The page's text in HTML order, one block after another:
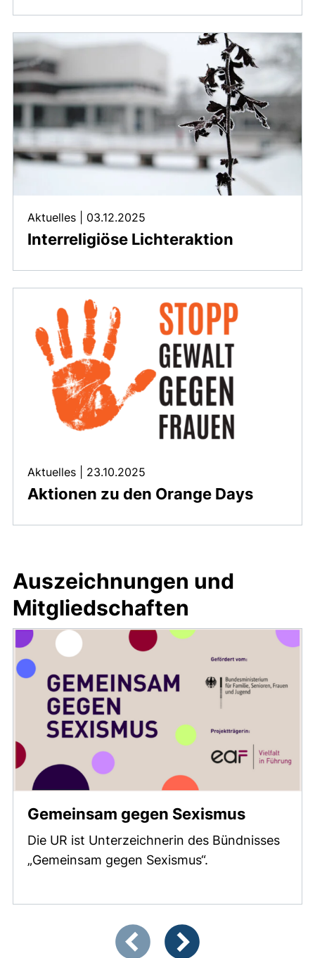
Interreligiöse Lichteraktion
Aktuelles 03.12.2025
Aktionen zu den Orange Days
Aktuelles 23.10.2025
Auszeichnungen und
Mitgliedschaften
Gemeinsam gegen Sexismus
Die UR ist Unterzeichnerin des Bündnisses
„Gemeinsam gegen Sexismus“.
Zeigt Folie 1 von 4